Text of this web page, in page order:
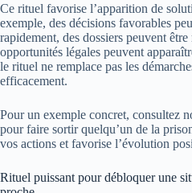
Ce rituel favorise l’apparition de
exemple, des décisions favorables
rapidement, des dossiers peuvent
opportunités légales peuvent
le rituel ne remplace pas les
efficacement.
Pour un exemple concret, consultez
pour faire sortir quelqu’un de la
vos actions et favorise l’évolution
Rituel puissant pour débloquer une